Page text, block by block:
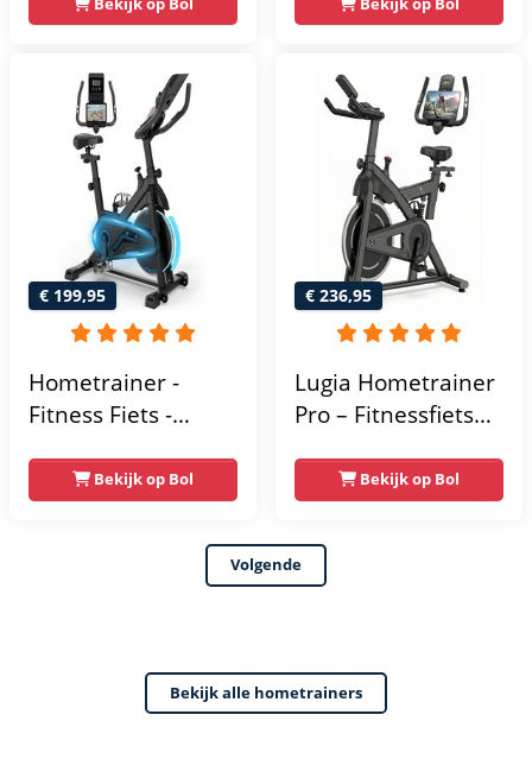
- Hartslagsensoren
- Tablethouder
voor Bluetooth
Kinomap & Zwift -
Fiets Lage Instap,
Ergonomisch & Stil
- Hometrainers
Fitness voor Thuis
€ 199,95
Hometrainer -
Fitness Fiets -
Vliegwiel -
Hartslagmeter -
Incl App - Extreem
Bekijk op Bol
€ 236,95
Lugia Hometrainer
Pro – Fitnessfiets
Gebruikers –
Premium Vering &
Demping – Extra
Soepel & Stil –
Bekijk op Bol
Volgende
Bekijk alle hometrainers